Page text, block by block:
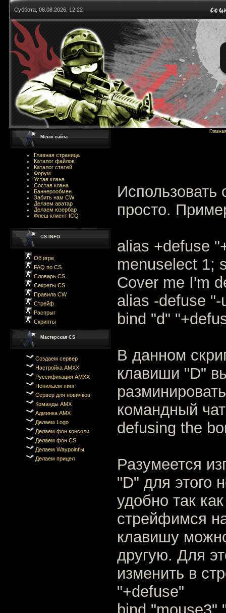
Суббота, 08.08.2026, 12:22
Меню сайта
Главная страница
Каталог файлов
Каталог статей
Форум
Устав клана
Состав клана
Баннерообмен
Забить нам CW
Делаем аватар
Делаем юзербар
Флеш клиент ICQ
CS INFO
Об игре
FAQ по CS
Словарь CS
Секреты CS
Правила CW
Стрейф
Распрыг
Скрипты
Мастерская CS
Создаем сервер
Настройка AMXX
Руссификация AMXX
Понижаем пинг
Сервер для новичков
Команды AMX
Админка AMX
Делаем Logo
Делаем фон консоли
Делаем фон CS
Делаем Waypoint'ы
Делаем прицел
Главная
Использовать
просто.
alias +defuse
menuselect 1;
Cover me I'm
alias -defuse
bind "d"
В данном
клавиши "D"
командный
defusing the
Разумеется
"D" для этого
удобно так
стрейфимся
клавишу
другую. Для
изменить в
"+defuse"